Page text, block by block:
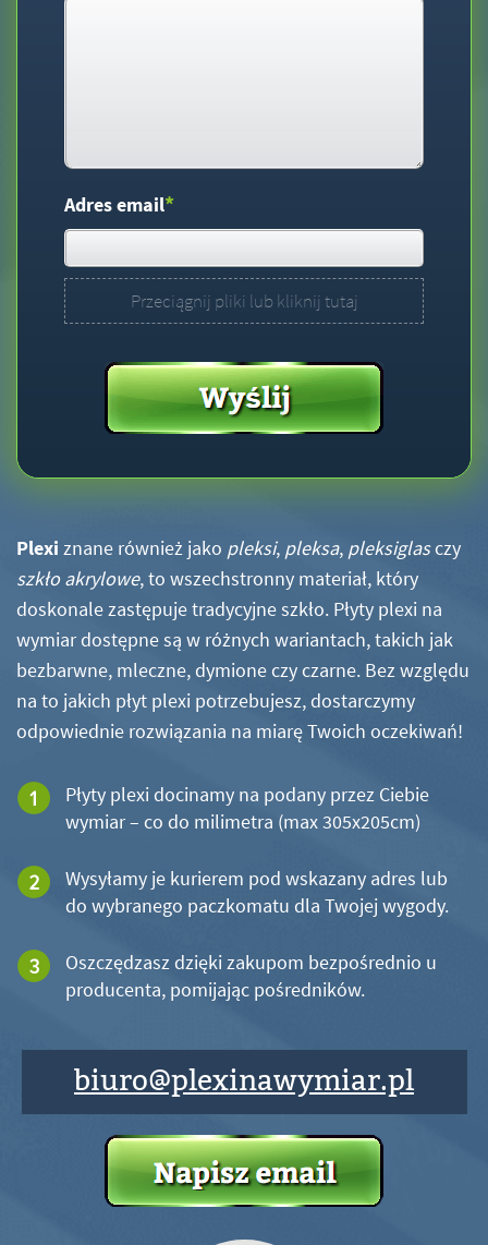
Adres email*
Przeciągnij pliki lub kliknij tutaj
Plexi znane również jako pleksi, pleksa, pleksiglasczy
szkło akrylowe, to wszechstronny materiał, który
doskonale zastępuje tradycyjne szkło. Płyty plexi na
wymiar dostępne są w różnych wariantach, takich jak
bezbarwne, mleczne, dymione czy czarne. Bez względu
na to jakich płyt plexi potrzebujesz, dostarczymy
odpowiednie rozwiązania na miarę Twoich oczekiwań!
Płyty plexi docinamy na podany przez Ciebie
wymiar – co do milimetra (max 305x205cm)
Wysyłamy je kurierem pod wskazany adres lub
do wybranego paczkomatu dla Twojej wygody.
Oszczędzasz dzięki zakupom bezpośrednio u
producenta, pomijając pośredników.
biuro@plexinawymiar.pl